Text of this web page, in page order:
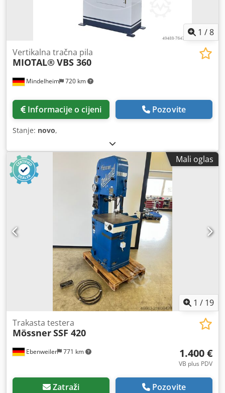
1 /8
Mindelheim 720 km
Vertikalna tračna pila
MIOTAL® VBS 360
Informacije o cijeni Pozovite
Stanje: novo,
Mali oglas
1 / 19
Ebenweiler 771 km
Trakasta testera
MössnerSSF 420
1.400 €
VB plus PDV
Zatraži Pozovite